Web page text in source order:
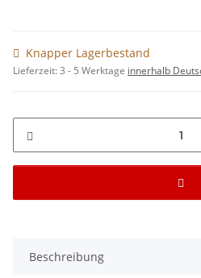
Knapper Lagerbestand
Lieferzeit:3 - 5 Werktage innerhalb
Beschreibung